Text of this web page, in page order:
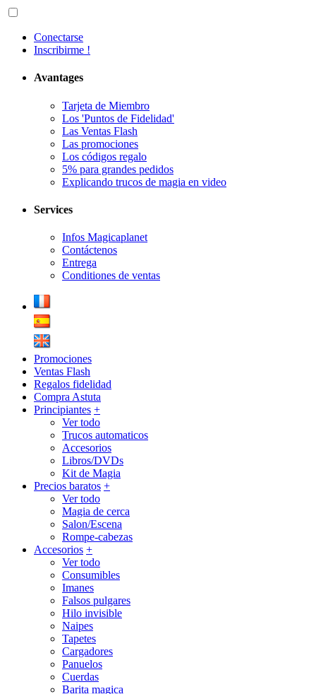
Conectarse
Inscribirme !
Avantages
Tarjeta de Miembro
Los 'Puntos de Fidelidad'
Las Ventas Flash
Las promociones
Los códigos regalo
5% para grandes pedidos
Explicando trucos de magia en video
Services
Infos Magicaplanet
Contáctenos
Entrega
Conditiones de ventas
Promociones
Ventas Flash
Regalos fidelidad
Compra Astuta
Principiantes +
Ver todo
Trucos automaticos
Accesorios
Libros/DVDs
Kit de Magia
Precios baratos +
Ver todo
Magia de cerca
Salon/Escena
Rompe-cabezas
Accesorios +
Ver todo
Consumibles
Imanes
Falsos pulgares
Hilo invisible
Naipes
Tapetes
Cargadores
Panuelos
Cuerdas
Barita magica